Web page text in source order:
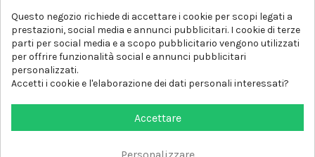
belli da vedere, ma che trasmettano anche un messaggio importante.
Che siate alla ricerca di una t-shirt unica e di tendenza, di una felpa
comoda e accogliente o di un accessorio esclusivo,D-SHIRTha
qualcosa per tutti.
Follow us
Questo negozio richiede di accettare i cookie per scopi legati a
prestazioni, social media e annunci pubblicitari. I cookie di terze
parti per social media e a scopo pubblicitario vengono utilizzati
per offrire funzionalità social e annunci pubblicitari
personalizzati.
Accetti i cookie e l'elaborazione dei dati personali interessati?
Accettare